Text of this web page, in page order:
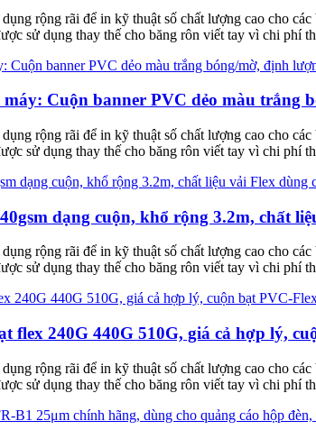
rộng rãi để in kỹ thuật số chất lượng cao cho
sử dụng thay thế cho băng rôn viết tay vì chi phí
Cuộn banner PVC dẻo màu trắng
rộng rãi để in kỹ thuật số chất lượng cao cho
sử dụng thay thế cho băng rôn viết tay vì chi phí
dạng cuộn, khổ rộng 3.2m, chất
rộng rãi để in kỹ thuật số chất lượng cao cho
sử dụng thay thế cho băng rôn viết tay vì chi phí
flex 240G 440G 510G, giá cả hợp lý,
rộng rãi để in kỹ thuật số chất lượng cao cho
sử dụng thay thế cho băng rôn viết tay vì chi phí